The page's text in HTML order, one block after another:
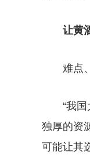
让黄
难点
“我
独厚的资
可能让其